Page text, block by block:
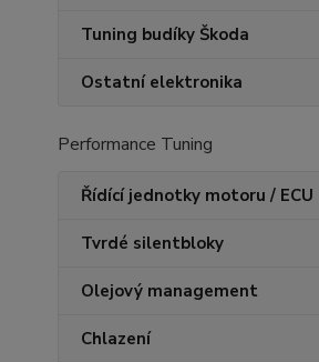
Tuning budíky Škoda
Ostatní elektronika
Performance Tuning
Řídící jednotky motoru / ECU
Tvrdé silentbloky
Olejový management
Chlazení